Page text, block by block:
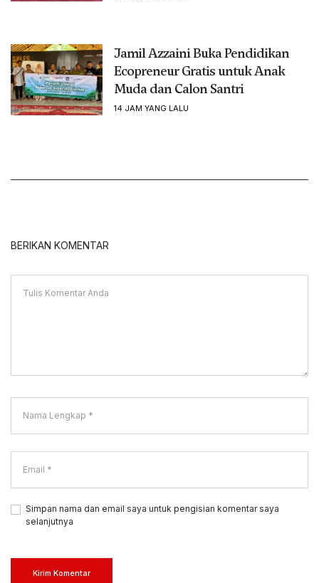
Jamil Azzaini Buka Pendidikan
Ecopreneur Gratis untuk Anak
Muda dan Calon Santri
14 JAM YANG LALU
BERIKAN KOMENTAR
Simpan nama dan email saya untuk pengisian komentar saya
selanjutnya
Kirim Komentar